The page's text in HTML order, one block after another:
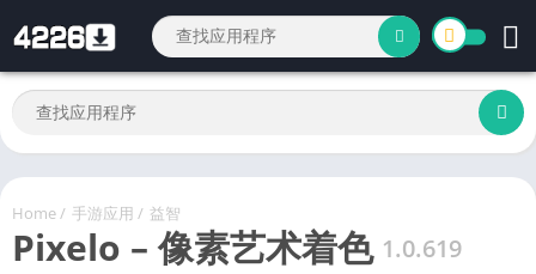
Home/ 手游应用 / 益智
Pixelo – 像素艺术着色 1.0.619